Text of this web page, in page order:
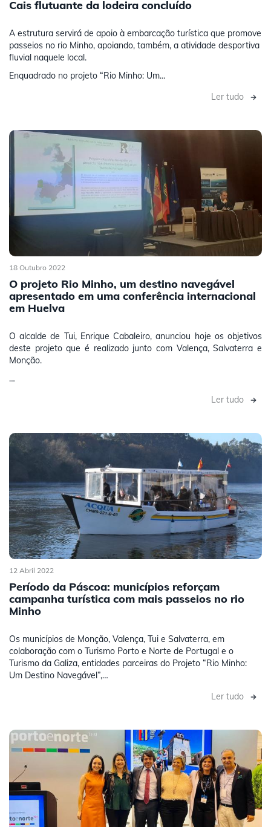
Cais flutuante da lodeira concluído
A estrutura servirá de apoio à embarcação turística que promove
passeios no rio Minho, apoiando, também, a atividade desportiva
fluvial naquele local.
Enquadrado no projeto “Rio Minho: Um…
Ler tudo
18 Outubro 2022
O projeto Rio Minho, um destino navegável
apresentado em uma conferência internacional
em Huelva
O alcalde de Tui, Enrique Cabaleiro, anunciou hoje os objetivos
deste projeto que é realizado junto com Valença, Salvaterra e
Monção.
…
Ler tudo
12 Abril 2022
Período da Páscoa: municípios reforçam
campanha turística com mais passeios no rio
Minho
Os municípios de Monção, Valença, Tui e Salvaterra, em
colaboração com o Turismo Porto e Norte de Portugal e o
Turismo da Galiza, entidades parceiras do Projeto “Rio Minho:
Um Destino Navegável”,…
Ler tudo